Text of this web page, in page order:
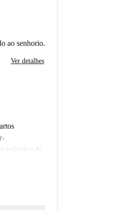
ao senhorio.
Ver detalhes
máquina de
maior